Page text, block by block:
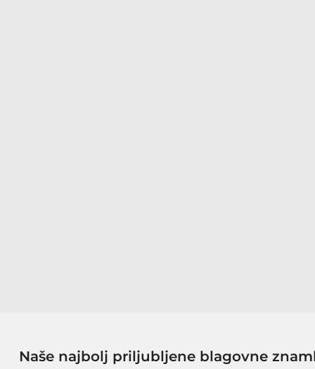
Naše najbolj priljubljene blagovne